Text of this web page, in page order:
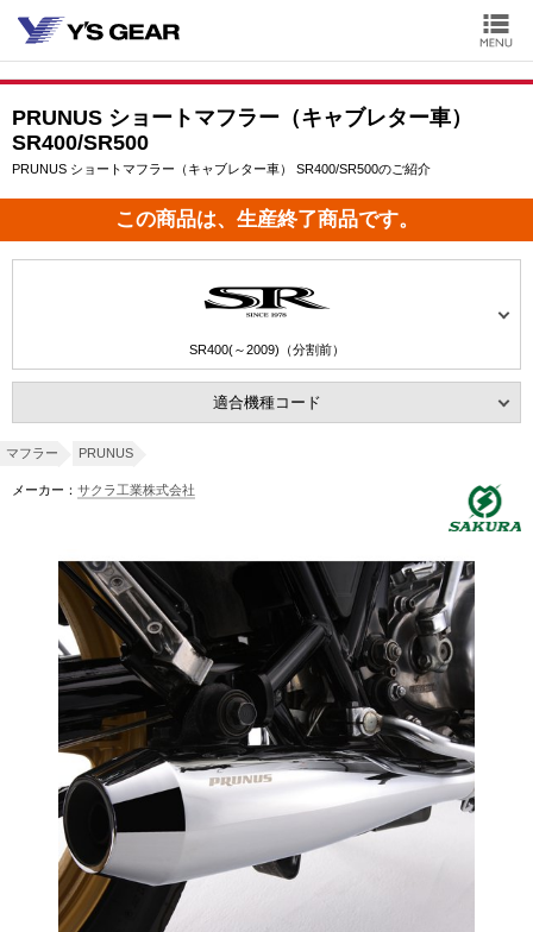
PRUNUS ショートマフラー（キャブレター車）
SR400/SR500
PRUNUS ショートマフラー（キャブレター車） SR400/SR500のご紹介
この商品は、生産終了商品です。
SR400(～2009)（分割前）
適合機種コード
マフラー PRUNUS
メーカー： サクラ工業株式会社